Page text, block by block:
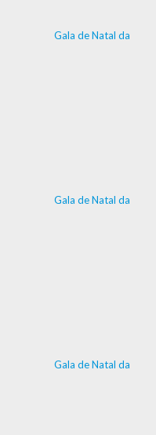
Gala de Natal da
Gala de Natal da
Gala de Natal da